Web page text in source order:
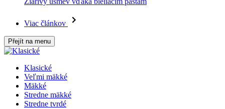
Viac článkov
Přejít na menu
Klasické
Veľmi mäkké
Mäkké
Stredne mäkké
Stredne tvrdé